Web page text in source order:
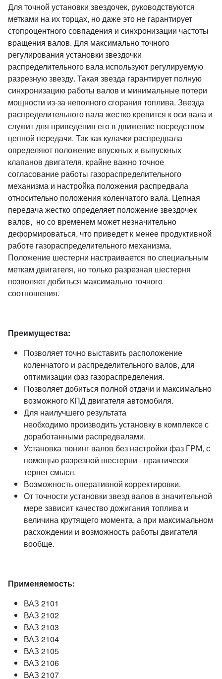
Для точной установки звездочек, руководствуются
метками на их торцах, но даже это не гарантирует
стопроцентного совпадения и синхронизации частоты
вращения валов. Для максимально точного
регулирования установки звездочки
распределительного вала используют регулируемую
разрезную звезду. Такая звезда гарантирует полную
синхронизацию работы валов и минимальные потери
мощности из-за неполного сгорания топлива. Звезда
распределительного вала жестко крепится к оси вала и
служит для приведения его в движение посредством
цепной передачи. Так как кулачки распредвала
определяют положение впускных и выпускных
клапанов двигателя, крайне важно точное
согласование работы газораспределительного
механизма и настройка положения распредвала
относительно положения коленчатого вала. Цепная
передача жестко определяет положение звездочек
валов, но со временем может незначительно
деформироваться, что приведет к менее продуктивной
работе газораспределительного механизма.
Положение шестерни настраивается по специальным
меткам двигателя, но только разрезная шестерня
позволяет добиться максимально точного
соотношения.
Преимущества:
Позволяет точно выставить расположение
коленчатого и распределительного валов, для
оптимизации фаз газораспределения.
Позволяет добиться полной отдачи и максимально
возможного КПД двигателя автомобиля.
Для наилучшего результата
необходимо производить установку в комплексе с
доработанными распредвалами.
Установка тюнинг валов без настройки фаз ГРМ, с
помощью разрезной шестерни - практически
теряет смысл.
Возможность оперативной корректировки.
От точности установки звезд валов в значительной
мере зависит качество дожигания топлива и
величина крутящего момента, а при максимальном
расхождении и возможность работы двигателя
вообще.
Применяемость:
ВАЗ 2101
ВАЗ 2102
ВАЗ 2103
ВАЗ 2104
ВАЗ 2105
ВАЗ 2106
ВАЗ 2107